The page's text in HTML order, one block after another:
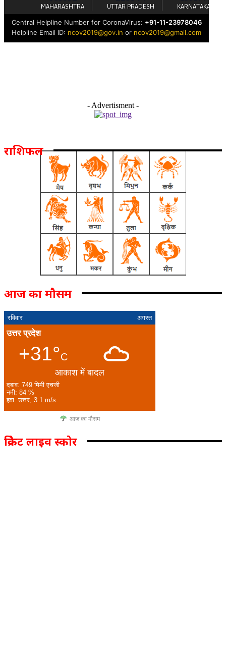
- Advertisment -
राशिफल
आज का मौसम
रविवार अगस्त
उत्तर प्रदेश
+31°C
आकाश में बादल
दबाव: 749 मिमी एचजी
नमी: 84 %
हवा: उत्तर, 3.1 m/s
आज का मौसम
क्रिकेट लाइव स्कोर